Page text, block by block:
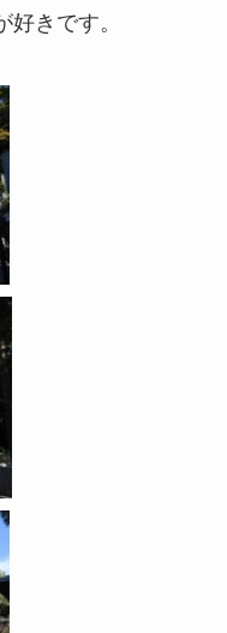
きです。